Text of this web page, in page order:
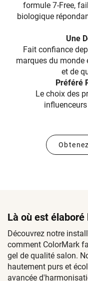
formule 7-Free,
biologique
Une
Fait confiance
marques du monde
et de
Préféré
Le choix des
Là où est
Découvrez notre
comment ColorMark
gel de qualité salon.
hautement purs et
avancée